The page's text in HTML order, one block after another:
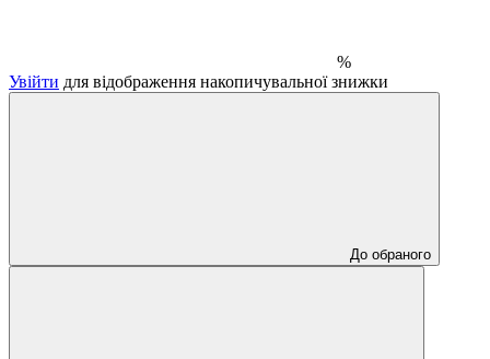
%
Увійти для відображення накопичувальної знижки
До обраного